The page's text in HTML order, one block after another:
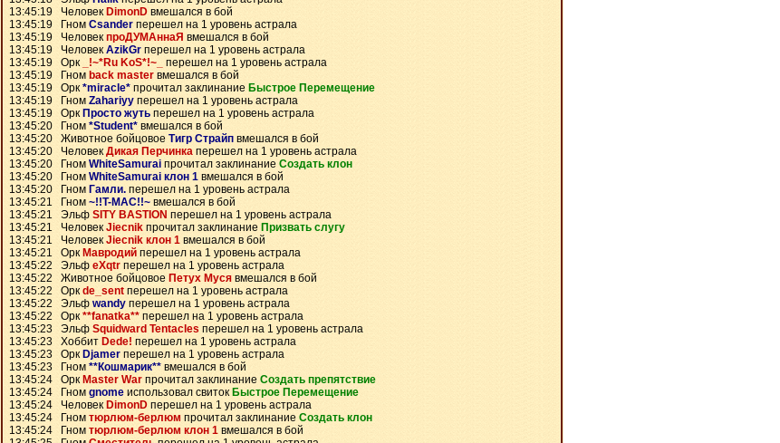
13:45:19 Человек DimonD вмешался в бой
13:45:19 Гном Csander перешел на 1 уровень астрала
13:45:19 Человек проДУМАннаЯ вмешался в бой
13:45:19 ЧеловекAzikGr перешел на 1 уровень астрала
13:45:19 Орк
_!~*Ru KoS*!~_
перешел на 1 уровень астрала
13:45:19 Гном back master вмешался в бой
13:45:19 Орк*miracle* прочитал заклинание Быстрое Перемещение
13:45:19 Гном Zahariyy перешел на 1 уровень астрала
13:45:19 Орк Просто жуть перешел на 1 уровень астрала
13:45:20 Гном *Student* вмешался в бой
13:45:20 Животное бойцовое Тигр Страйп вмешался в бой
13:45:20 ЧеловекДикая Перчинка перешел на 1 уровень астрала
13:45:20 Гном WhiteSamurai прочитал заклинание Создать клон
13:45:20 Гном WhiteSamurai клон 1 вмешался в бой
13:45:20 Гном Гамли. перешел на 1 уровень астрала
13:45:21 Гном ~!!T-MAC!!~ вмешался в бой
13:45:21 Эльф SITY BASTION перешел на 1 уровень астрала
13:45:21 ЧеловекJiecnik прочитал заклинание Призвать слугу
13:45:21 Человек Jiecnik клон 1 вмешался в бой
13:45:21 Орк Мавродий перешел на 1 уровень астрала
13:45:22 Эльф eXqtr перешел на 1 уровень астрала
13:45:22 Животное бойцовое Петух Муся вмешался в бой
13:45:22 Оркde_sent перешел на 1 уровень астрала
13:45:22 Эльф wandy перешел на 1 уровень астрала
13:45:22 Орк**fanatka** перешел на 1 уровень астрала
13:45:23 Эльф Squidward Tentacles перешел на 1 уровень астрала
13:45:23 Хоббит Dede! перешел на 1 уровень астрала
13:45:23 Орк Djamer перешел на 1 уровень астрала
13:45:23 Гном **Кошмарик** вмешался в бой
13:45:24 Орк Master War прочитал заклинание Создать препятствие
13:45:24 Гном gnome использовал свиток Быстрое Перемещение
13:45:24 Человек DimonD перешел на 1 уровень астрала
13:45:24 Гном тюрлюм-берлюм прочитал заклинание Создать клон
13:45:24 Гном тюрлюм-берлюм клон 1 вмешался в бой